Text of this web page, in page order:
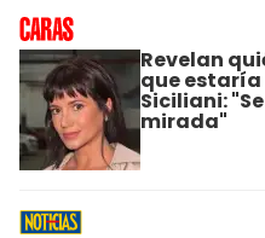
Revelan
que estaría
Siciliani:
mirada"